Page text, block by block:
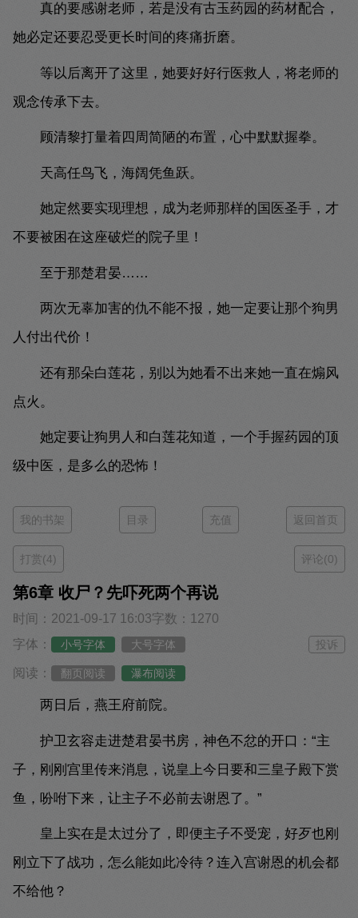
真的要感谢老师，若是没有古玉药园的药材配合，
她必定还要忍受更长时间的疼痛折磨。
等以后离开了这里，她要好好行医救人，将老师的
观念传承下去。
顾清黎打量着四周简陋的布置，心中默默握拳。
天高任鸟飞，海阔凭鱼跃。
她定然要实现理想，成为老师那样的国医圣手，才
不要被困在这座破烂的院子里！
至于那楚君晏……
两次无辜加害的仇不能不报，她一定要让那个狗男
人付出代价！
还有那朵白莲花，别以为她看不出来她一直在煽风
点火。
她定要让狗男人和白莲花知道，一个手握药园的顶
级中医，是多么的恐怖！
我的书架 目录 充值 返回首页
打赏(4) 评论(0)
第6章 收尸？先吓死两个再说
时间：2021-09-17 16:03字数：1270
字体：
小号字体 大号字体 投诉
阅读： 翻页阅读 瀑布阅读
两日后，燕王府前院。
护卫玄容走进楚君晏书房，神色不忿的开口：“主
子，刚刚宫里传来消息，说皇上今日要和三皇子殿下赏
鱼，吩咐下来，让主子不必前去谢恩了。”
皇上实在是太过分了，即便主子不受宠，好歹也刚
刚立下了战功，怎么能如此冷待？连入宫谢恩的机会都
不给他？